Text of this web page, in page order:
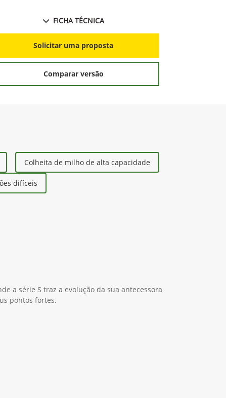
FICHA TÉCNICA
Solicitar uma proposta
Comparar versão
Colheita de milho de alta capacidade
difíceis
a série S traz a evolução da sua antecessora
pontos fortes.